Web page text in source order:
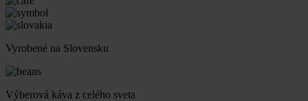
Vyrobené na Slovensku
Výberová káva z celého sveta